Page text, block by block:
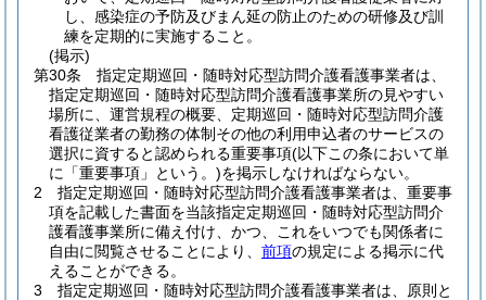
し、感染症の予防及びまん延の防止のための研修及び訓
練を定期的に実施すること。
(掲示)
第30条
指定定期巡回・随時対応型訪問介護看護事業者は、
指定定期巡回・随時対応型訪問介護看護事業所の見やすい
場所に、運営規程の概要、定期巡回・随時対応型訪問介護
看護従業者の勤務の体制その他の利用申込者のサービスの
選択に資すると認められる重要事項(以下この条において単
に「重要事項」という。)を掲示しなければならない。
2
指定定期巡回・随時対応型訪問介護看護事業者は、重要事
項を記載した書面を当該指定定期巡回・随時対応型訪問介
護看護事業所に備え付け、かつ、これをいつでも関係者に
自由に閲覧させることにより、 前項の規定による掲示に代
えることができる。
3
指定定期巡回・随時対応型訪問介護看護事業者は、原則と